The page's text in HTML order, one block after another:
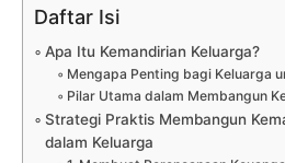
Daftar Isi
Apa Itu Kemandirian Keluarga?
Mengapa Penting bagi Keluarga
Pilar Utama dalam Membangun
Strategi Praktis Membangun
dalam Keluarga